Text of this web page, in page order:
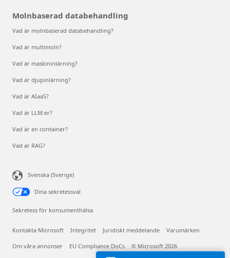
Molnbaserad databehandling
Vad är molnbaserad databehandling?
Vad är multimoln?
Vad är maskininlärning?
Vad är djupinlärning?
Vad är AIaaS?
Vad är LLM:er?
Vad är en container?
Vad är RAG?
Svenska (Sverige)
Dina sekretessval
Sekretess för konsumenthälsa
Kontakta Microsoft Integritet Juridiskt meddelande Varumärken
Om våra annonser EU Compliance DoCs © Microsoft 2026